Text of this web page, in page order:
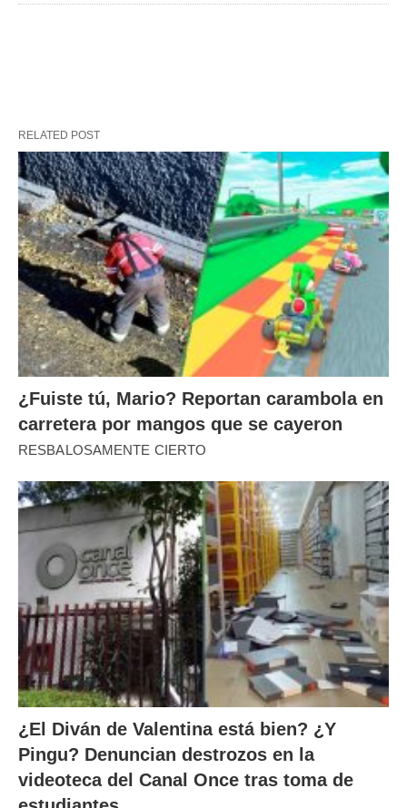
RELATED POST
¿Fuiste tú, Mario? Reportan carambola en
carretera por mangos que se cayeron
RESBALOSAMENTE CIERTO
¿El Diván de Valentina está bien? ¿Y
Pingu? Denuncian destrozos en la
videoteca del Canal Once tras toma de